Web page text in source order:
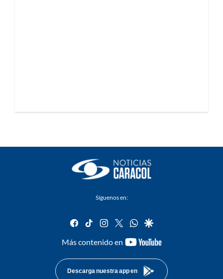
Síguenos en:
facebook
tiktok instagram
twitterwhatsapp
google
Más contenido en
youtube-
Descarga nuestra app en